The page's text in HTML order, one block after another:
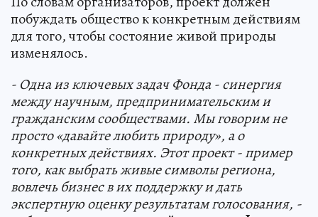
побуждать общество к конкретным действиям
для того, чтобы состояние живой природы
изменялось.
- Одна из ключевых задач Фонда - синергия
между научным, предпринимательским и
гражданским сообществами. Мы говорим не
просто «давайте любить природу», а о
конкретных действиях. Этот проект - пример
того, как выбрать живые символы региона,
вовлечь бизнес в их поддержку и дать
экспертную оценку результатам голосования, -